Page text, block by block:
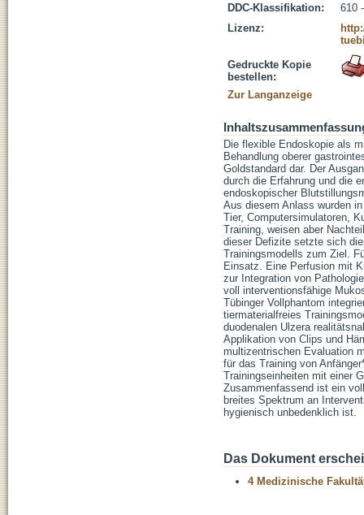
DDC-Klassifikation:
610
Lizenz:
Gedruckte Kopie
bestellen:
Zur Langanzeige
Die flexible Endoskopie als
Behandlung oberer
Goldstandard dar. Der
durch die Erfahrung und die
endoskopischer
Aus diesem Anlass wurden
Tier, Computersimulatoren,
Training, weisen aber
dieser Defizite setzte sich
Trainingsmodells zum Ziel.
Einsatz. Eine Perfusion mit
zur Integration von
voll interventionsfähige
Tübinger Vollphantom
tiermaterialfreies
duodenalen Ulzera
Applikation von Clips und
multizentrischen Evaluation
für das Training von
Trainingseinheiten mit einer
Zusammenfassend ist ein
breites Spektrum an
hygienisch unbedenklich ist.
Das Dokument
4 Medizinische